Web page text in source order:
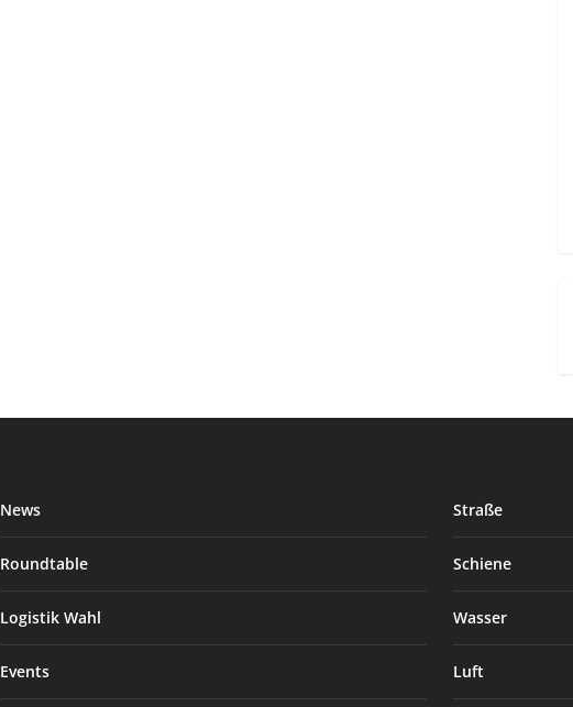
News
Roundtable
Logistik Wahl
Events
Straße
Schiene
Wasser
Luft